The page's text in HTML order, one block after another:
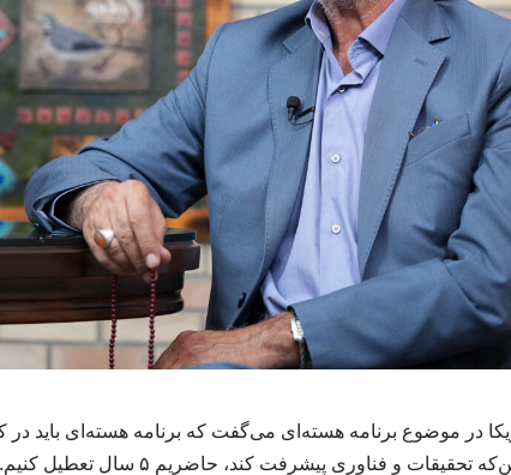
در موضوع برنامه هسته‌ای می‌گفت که برنامه هسته‌ای باید در